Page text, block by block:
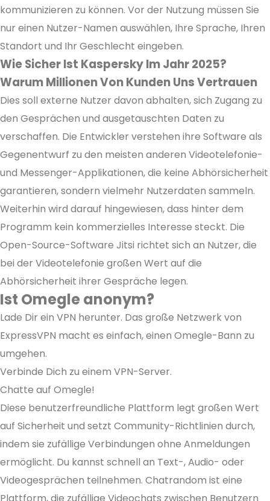
kommunizieren zu können. Vor der Nutzung müssen Sie
nur einen Nutzer-Namen auswählen, Ihre Sprache, Ihren
Standort und Ihr Geschlecht eingeben.
Wie Sicher Ist Kaspersky Im Jahr 2025?
Warum Millionen Von Kunden Uns Vertrauen
Dies soll externe Nutzer davon abhalten, sich Zugang zu
den Gesprächen und ausgetauschten Daten zu
verschaffen. Die Entwickler verstehen ihre Software als
Gegenentwurf zu den meisten anderen Videotelefonie-
und Messenger-Applikationen, die keine Abhörsicherheit
garantieren, sondern vielmehr Nutzerdaten sammeln.
Weiterhin wird darauf hingewiesen, dass hinter dem
Programm kein kommerzielles Interesse steckt. Die
Open-Source-Software Jitsi richtet sich an Nutzer, die
bei der Videotelefonie großen Wert auf die
Abhörsicherheit ihrer Gespräche legen.
Ist Omegle anonym?
Lade Dir ein VPN herunter. Das große Netzwerk von
ExpressVPN macht es einfach, einen Omegle-Bann zu
umgehen.
Verbinde Dich zu einem VPN-Server.
Chatte auf Omegle!
Diese benutzerfreundliche Plattform legt großen Wert
auf Sicherheit und setzt Community-Richtlinien durch,
indem sie zufällige Verbindungen ohne Anmeldungen
ermöglicht. Du kannst schnell an Text-, Audio- oder
Videogesprächen teilnehmen. Chatrandom ist eine